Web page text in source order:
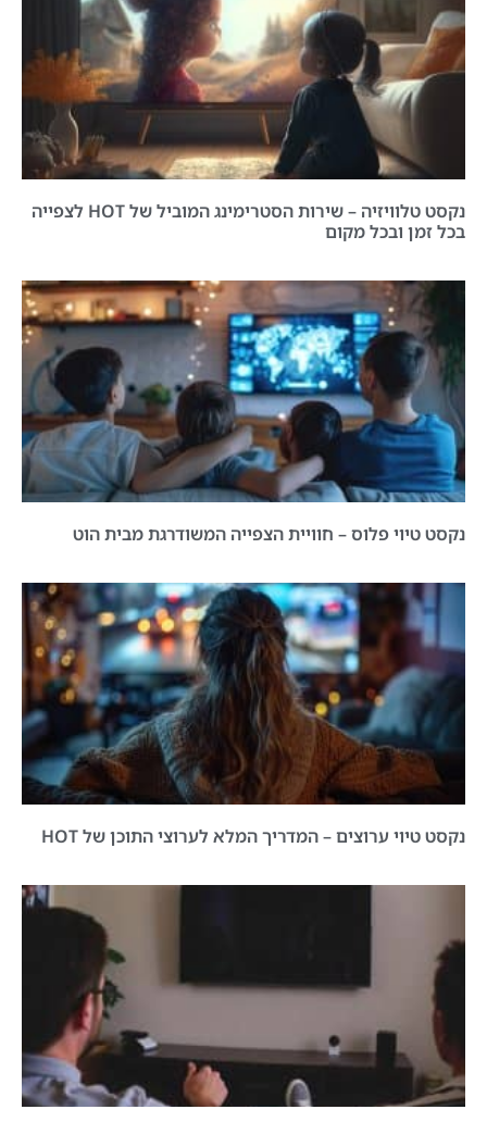
נקסט טלוויזיה – שירות הסטרימינג המוביל של HOT לצפייה
בכל זמן ובכל מקום
נקסט טיוי פלוס – חוויית הצפייה המשודרגת מבית הוט
נקסט טיוי ערוצים – המדריך המלא לערוצי התוכן של HOT